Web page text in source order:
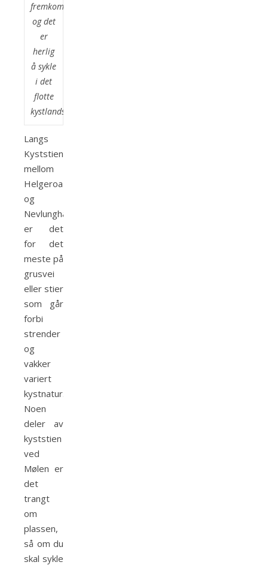
fremkommelighet
og det
er
herlig
å sykle
i det
flotte
kystlandskapet.
Langs
Kyststien
mellom
Helgeroa
og
Nevlunghavn
er det
for det
meste på
grusvei
eller stier
som går
forbi
strender
og
vakker
variert
kystnatur.
Noen
deler av
kyststien
ved
Mølen er
det
trangt
om
plassen,
så om du
skal sykle